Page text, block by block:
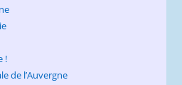
!
de l’Auvergne